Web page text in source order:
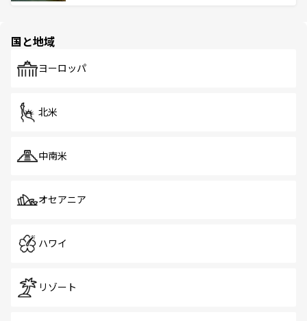
で、ホーカーズは地元の風情を楽しめる外せないスポット
国と地域
ヨーロッパ
北米
中南米
オセアニア
ハワイ
リゾート